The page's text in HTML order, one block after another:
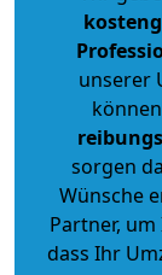
unserer
sorgen
Wünsche
Partner,
dass Ihr